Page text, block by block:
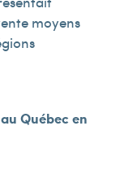
moyens
Québec en